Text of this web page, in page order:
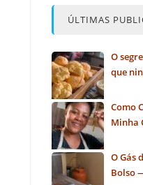
ÚLTIMAS
O
que
Como
Minha
O Gás
Bolso